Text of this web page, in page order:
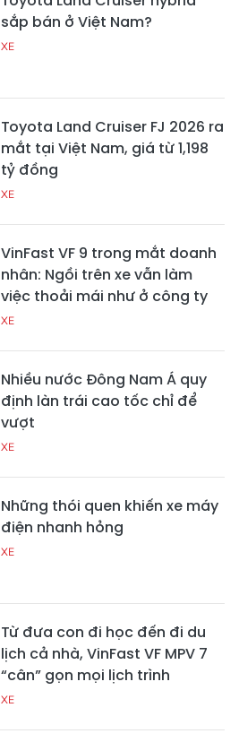
sắp bán ở Việt Nam?
XE
Toyota Land Cruiser FJ 2026 ra
mắt tại Việt Nam, giá từ 1,198
tỷ đồng
XE
VinFast VF 9 trong mắt doanh
nhân: Ngồi trên xe vẫn làm
việc thoải mái như ở công ty
XE
Nhiều nước Đông Nam Á quy
định làn trái cao tốc chỉ để
vượt
XE
Những thói quen khiến xe máy
điện nhanh hỏng
XE
Từ đưa con đi học đến đi du
lịch cả nhà, VinFast VF MPV 7
“cân” gọn mọi lịch trình
XE